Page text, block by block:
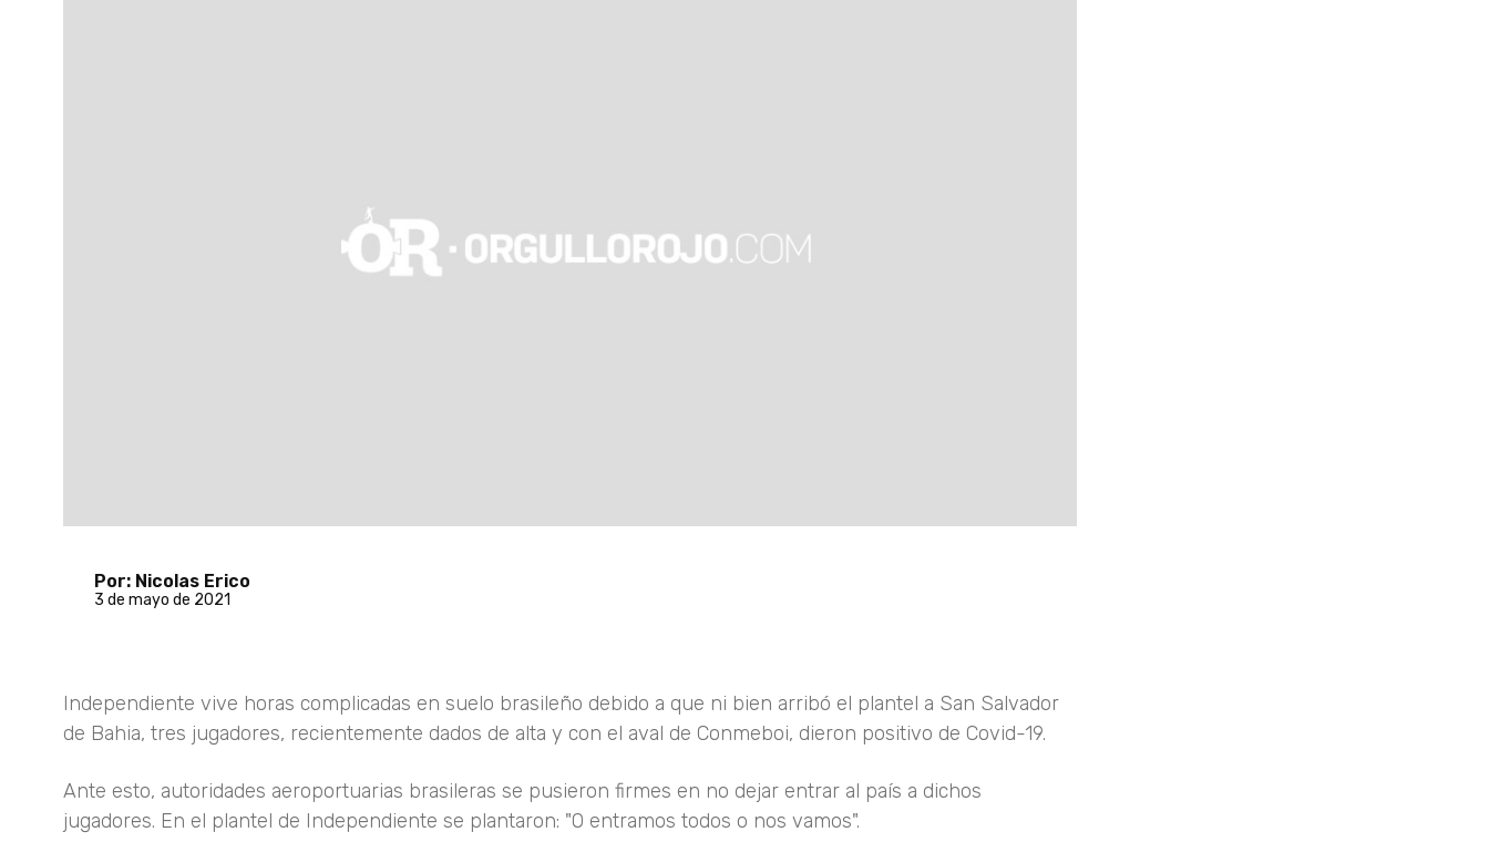
Por: Nicolas Erico
3 de mayo de 2021
Independiente vive horas complicadas en suelo brasileño debido a que ni bien arribó el plantel a San Salvador
de Bahia, tres jugadores, recientemente dados de alta y con el aval de Conmeboi, dieron positivo de Covid-19.
Ante esto, autoridades aeroportuarias brasileras se pusieron firmes en no dejar entrar al país a dichos
jugadores. En el plantel de Independiente se plantaron: "O entramos todos o nos vamos".